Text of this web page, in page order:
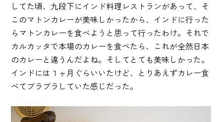
してた頃、九段下にインド料理レストランがあって、そ
このマトンカレーが美味しかったから、インドに行った
らマトンカレーを食べようと思って行ったわけ。それで
カルカッタで本場のカレーを食べたら、これが全然日本
のカレーと違うんだよね。そしてとても美味しかった。
インドには１ヶ月ぐらいいたけど、とりあえずカレー食
べてブラブラしていた感じだった。